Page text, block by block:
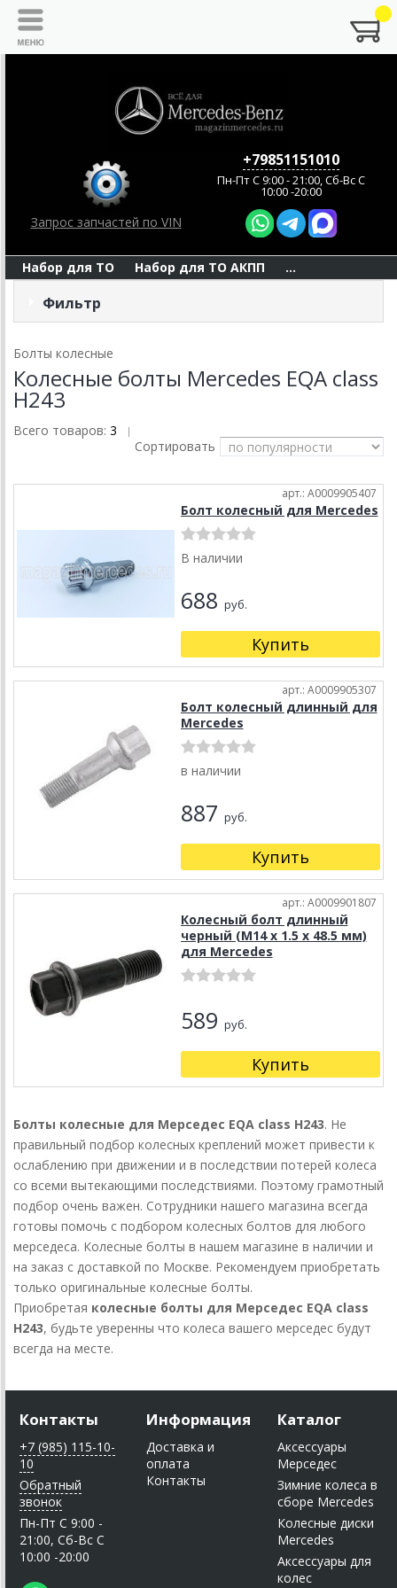
Запрос запчастей по VIN
+79851151010
Пн-Пт C 9:00 - 21:00, Сб-Вс С
10:00 -20:00
Набор для ТО Набор для ТО АКПП ...
Фильтр
Болты колесные
Колесные болты Mercedes EQA class
H243
Всего товаров: 3 |
Сортировать
арт.: A0009905407
Болт колесный для Mercedes
В наличии
688 руб.
Купить
арт.: A0009905307
Болт колесный длинный для
Mercedes
в наличии
887 руб.
Купить
арт.: A0009901807
Колесный болт длинный
черный (M14 x 1.5 x 48.5 мм)
для Mercedes
589 руб.
Купить
Болты колесные для Мерседес EQA class H243. Не
правильный подбор колесных креплений может привести к
ослаблению при движении и в последствии потерей колеса
со всеми вытекающими последствиями. Поэтому грамотный
подбор очень важен. Сотрудники нашего магазина всегда
готовы помочь с подбором колесных болтов для любого
мерседеса. Колесные болты в нашем магазине в наличии и
на заказ с доставкой по Москве. Рекомендуем приобретать
только оригинальные колесные болты.
Приобретая колесные болты для Мерседес EQA class
H243, будьте уверенны что колеса вашего мерседес будут
всегда на месте.
Контакты
+7 (985) 115-10-
10
Обратный
звонок
Пн-Пт C 9:00 -
21:00, Сб-Вс С
10:00 -20:00
Информация
Доставка и
оплата
Контакты
Каталог
Аксессуары
Мерседес
Зимние колеса в
сборе Mercedes
Колесные диски
Mercedes
Аксессуары для
колес